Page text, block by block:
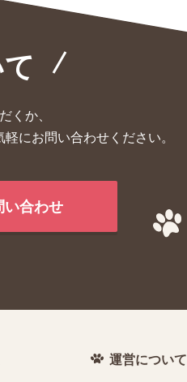
くか、
にお問い合わせください。
い合わせ
運営について